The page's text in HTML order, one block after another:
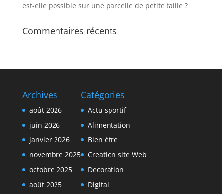
est-elle possible sur une parcelle de petite taille ?
Commentaires récents
Archives
août 2026
juin 2026
janvier 2026
novembre 2025
octobre 2025
août 2025
Catégories
Actu sportif
Alimentation
Bien étre
Creation site Web
Decoration
Digital